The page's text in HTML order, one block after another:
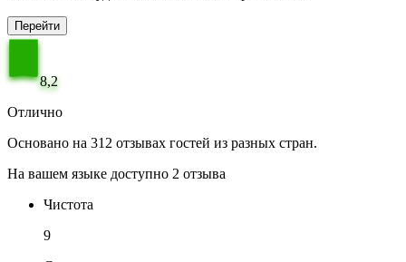
Перейти
8,2
Отлично
Основано на 312 отзывах гостей из разных стран.
На вашем языке доступно 2 отзыва
Чистота
9